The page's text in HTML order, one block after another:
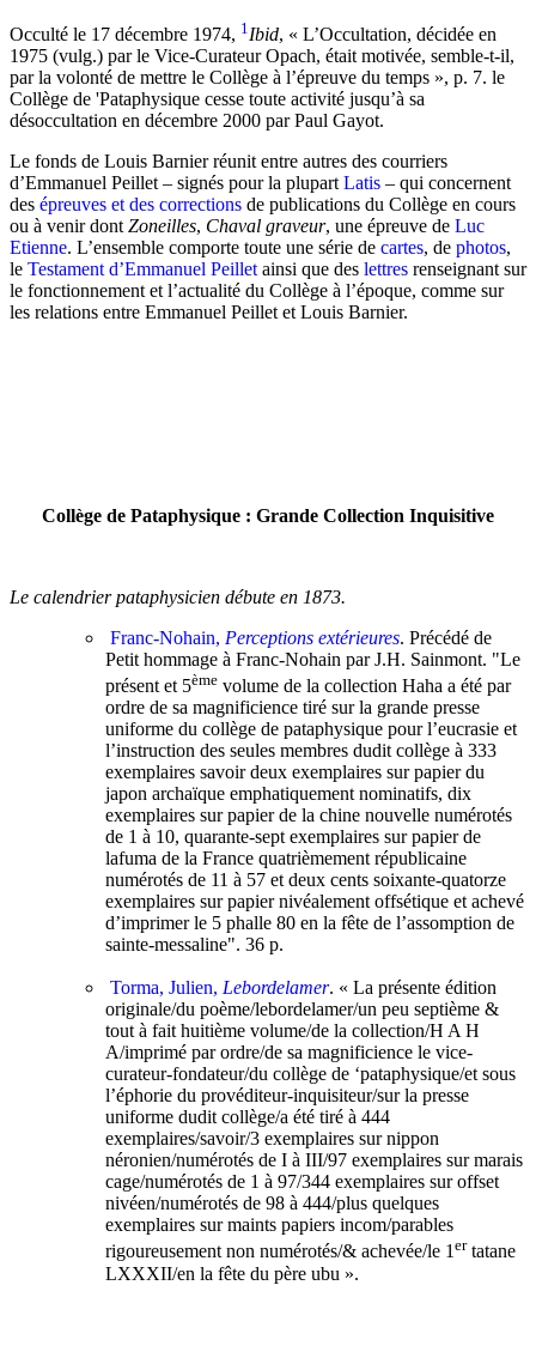
Occulté le 17 décembre 1974, 1 Ibid, « L’Occultation, décidée en
1975 (vulg.) par le Vice-Curateur Opach, était motivée, semble-t-il,
par la volonté de mettre le Collège à l’épreuve du temps », p. 7. le
Collège de 'Pataphysique cesse toute activité jusqu’à sa
désoccultation en décembre 2000 par Paul Gayot.
Le fonds de Louis Barnier réunit entre autres des courriers
d’Emmanuel Peillet – signés pour la plupart Latis – qui concernent
des épreuves et des corrections de publications du Collège en cours
ou à venir dont Zoneilles, Chaval graveur, une épreuve de Luc
Etienne. L’ensemble comporte toute une série de cartes, de photos,
le Testament d’Emmanuel Peillet ainsi que des lettres renseignant sur
le fonctionnement et l’actualité du Collège à l’époque, comme sur
les relations entre Emmanuel Peillet et Louis Barnier.
Collège de Pataphysique : Grande Collection Inquisitive
Le calendrier pataphysicien débute en 1873.
Franc-Nohain, Perceptions extérieures. Précédé de
Petit hommage à Franc-Nohain par J.H. Sainmont. "Le
présent et 5ème volume de la collection Haha a été par
ordre de sa magnificience tiré sur la grande presse
uniforme du collège de pataphysique pour l’eucrasie et
l’instruction des seules membres dudit collège à 333
exemplaires savoir deux exemplaires sur papier du
japon archaïque emphatiquement nominatifs, dix
exemplaires sur papier de la chine nouvelle numérotés
de 1 à 10, quarante-sept exemplaires sur papier de
lafuma de la France quatrièmement républicaine
numérotés de 11 à 57 et deux cents soixante-quatorze
exemplaires sur papier nivéalement offsétique et achevé
d’imprimer le 5 phalle 80 en la fête de l’assomption de
sainte-messaline". 36 p.
Torma, Julien, Lebordelamer. « La présente édition
originale/du poème/lebordelamer/un peu septième &
tout à fait huitième volume/de la collection/H A H
A/imprimé par ordre/de sa magnificience le vice-
curateur-fondateur/du collège de ‘pataphysique/et sous
l’éphorie du provéditeur-inquisiteur/sur la presse
uniforme dudit collège/a été tiré à 444
exemplaires/savoir/3 exemplaires sur nippon
néronien/numérotés de I à III/97 exemplaires sur marais
cage/numérotés de 1 à 97/344 exemplaires sur offset
nivéen/numérotés de 98 à 444/plus quelques
exemplaires sur maints papiers incom/parables
rigoureusement non numérotés/& achevée/le 1ertatane
LXXXII/en la fête du père ubu ».